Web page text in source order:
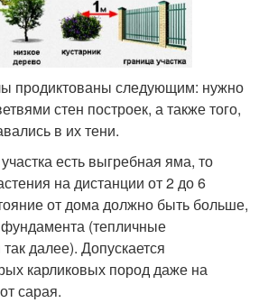
продиктованы следующим: нужно
стен построек, а также того,
в их тени.
есть выгребная яма, то
на дистанции от 2 до 6
от дома должно быть больше,
фундамента (тепличные
далее). Допускается
карликовых пород даже на
сарая.